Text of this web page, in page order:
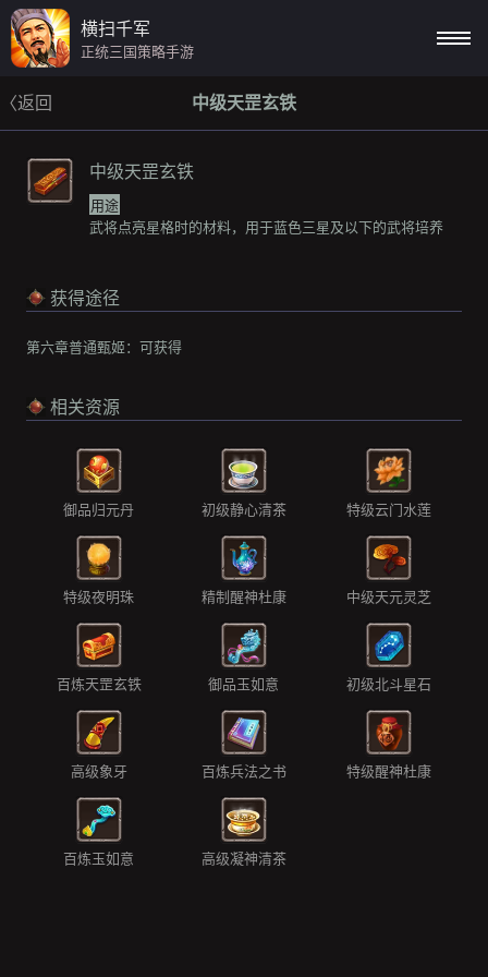
横扫千军
正统三国策略手游
〈返回 中级天罡玄铁
中级天罡玄铁
用途
武将点亮星格时的材料，用于蓝色三星及以下的武将培养
获得途径
第六章普通甄姬： 可获得
相关资源
御品归元丹 初级静心清茶 特级云门水莲
特级夜明珠 精制醒神杜康 中级天元灵芝
百炼天罡玄铁 御品玉如意 初级北斗星石
高级象牙 百炼兵法之书 特级醒神杜康
百炼玉如意 高级凝神清茶